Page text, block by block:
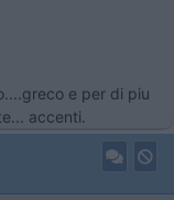
e per di piu
accenti.